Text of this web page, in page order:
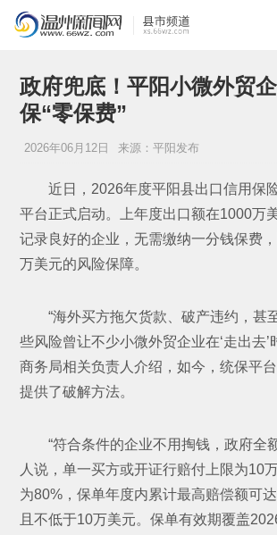
政府兜底！平阳小微外贸
保“零保费”
2026年06月12日 来源：平阳发布
近日，2026年度平阳县出口信用保
平台正式启动。上年度出口额在1000万
记录良好的企业，无需缴纳一分钱保费
万美元的风险保障。
“海外买方拖欠货款、破产违约，甚
些风险曾让不少小微外贸企业在‘走出去’
商务局相关负责人介绍，如今，统保平
提供了破解方法。
“符合条件的企业不用掏钱，政府全
人说，单一买方或开证行赔付上限为10
为80%，保单年度内累计最高赔偿额可
且不低于10万美元。保单有效期覆盖